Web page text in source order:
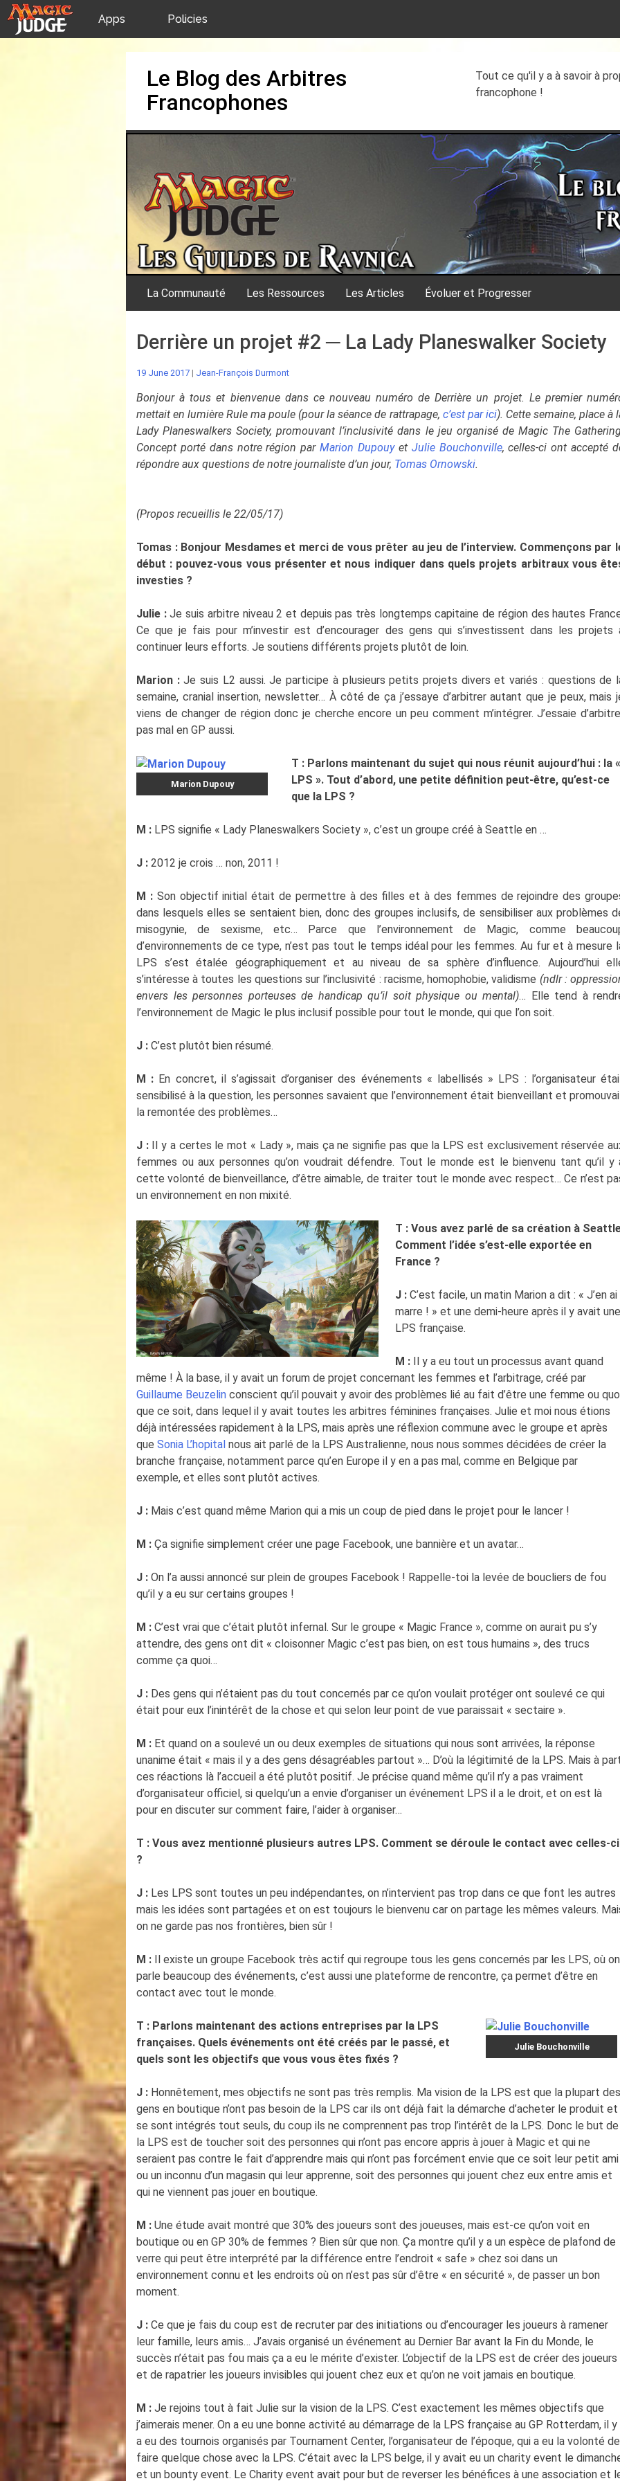
Apps
JudgeApps
Judges
Policies
IPG
content
Le Blog des Arbitres
Francophones
Tout ce qu'il y a à savoir à
francophone !
La Communauté Les Ressources Les Articles Évoluer et Progresser
Derrière un projet #2 ─ La Lady Planeswalker Society
19 June 2017 | Jean-François Durmont
Bonjour à tous et bienvenue dans ce nouveau numéro de Derrière un projet. Le premier
mettait en lumière Rule ma poule (pour la séance de rattrapage, c’est par ici). Cette semaine, place à
Lady Planeswalkers Society, promouvant l’inclusivité dans le jeu organisé de Magic The
Concept porté dans notre région parMarion Dupouyet Julie Bouchonville, celles-ci ont accepté
répondre aux questions de notre journaliste d’un jour, Tomas Ornowski.
(Propos recueillis le 22/05/17)
Tomas : Bonjour Mesdames et merci de vous prêter au jeu de l’interview. Commençons par
début : pouvez-vous vous présenter et nous indiquer dans quels projets arbitraux vous
investies ?
Julie :Je suis arbitre niveau 2 et depuis pas très longtemps capitaine de région des hautes
Ce que je fais pour m’investir est d’encourager des gens qui s’investissent dans les projets
continuer leurs efforts. Je soutiens différents projets plutôt de loin.
Marion :Je suis L2 aussi. Je participe à plusieurs petits projets divers et variés : questions de
semaine, cranial insertion, newsletter… À côté de ça j’essaye d’arbitrer autant que je peux, mais
viens de changer de région donc je cherche encore un peu comment m’intégrer. J’essaie
pas mal en GP aussi.
Marion Dupouy
T : Parlons maintenant du sujet qui nous réunit aujourd’hui : la «
LPS ». Tout d’abord, une petite définition peut-être, qu’est-ce
que la LPS ?
M : LPS signifie « Lady Planeswalkers Society », c’est un groupe créé à Seattle en …
J : 2012 je crois … non, 2011 !
M :Son objectif initial était de permettre à des filles et à des femmes de rejoindre des
dans lesquels elles se sentaient bien, donc des groupes inclusifs, de sensibiliser aux problèmes
misogynie, de sexisme, etc… Parce que l’environnement de Magic, comme
d’environnements de ce type, n’est pas tout le temps idéal pour les femmes. Au fur et à mesure
LPS s’est étalée géographiquement et au niveau de sa sphère d’influence. Aujourd’hui
s’intéresse à toutes les questions sur l’inclusivité : racisme, homophobie, validisme (ndlr :
envers les personnes porteuses de handicap qu’il soit physique ou mental)… Elle tend à
l’environnement de Magic le plus inclusif possible pour tout le monde, qui que l’on soit.
J : C’est plutôt bien résumé.
M : En concret, il s’agissait d’organiser des événements « labellisés » LPS : l’organisateur
sensibilisé à la question, les personnes savaient que l’environnement était bienveillant et
la remontée des problèmes…
J :Il y a certes le mot « Lady », mais ça ne signifie pas que la LPS est exclusivement réservée
femmes ou aux personnes qu’on voudrait défendre. Tout le monde est le bienvenu tant qu’il y
cette volonté de bienveillance, d’être aimable, de traiter tout le monde avec respect… Ce n’est
un environnement en non mixité.
T : Vous avez parlé de sa création à
Comment l’idée s’est-elle exportée en
France ?
J : C’est facile, un matin Marion a dit : « J’en ai
marre ! » et une demi-heure après il y avait une
LPS française.
M : Il y a eu tout un processus avant quand
même ! À la base, il y avait un forum de projet concernant les femmes et l’arbitrage, créé par
Guillaume Beuzelin conscient qu’il pouvait y avoir des problèmes lié au fait d’être une femme ou
que ce soit, dans lequel il y avait toutes les arbitres féminines françaises. Julie et moi nous étions
déjà intéressées rapidement à la LPS, mais après une réflexion commune avec le groupe et après
que Sonia L’hopital nous ait parlé de la LPS Australienne, nous nous sommes décidées de créer la
branche française, notamment parce qu’en Europe il y en a pas mal, comme en Belgique par
exemple, et elles sont plutôt actives.
J : Mais c’est quand même Marion qui a mis un coup de pied dans le projet pour le lancer !
M : Ça signifie simplement créer une page Facebook, une bannière et un avatar…
J : On l’a aussi annoncé sur plein de groupes Facebook ! Rappelle-toi la levée de boucliers de fou
qu’il y a eu sur certains groupes !
M : C’est vrai que c’était plutôt infernal. Sur le groupe « Magic France », comme on aurait pu s’y
attendre, des gens ont dit « cloisonner Magic c’est pas bien, on est tous humains », des trucs
comme ça quoi…
J : Des gens qui n’étaient pas du tout concernés par ce qu’on voulait protéger ont soulevé ce qui
était pour eux l’inintérêt de la chose et qui selon leur point de vue paraissait « sectaire ».
M : Et quand on a soulevé un ou deux exemples de situations qui nous sont arrivées, la réponse
unanime était « mais il y a des gens désagréables partout »… D’où la légitimité de la LPS. Mais à
ces réactions là l’accueil a été plutôt positif. Je précise quand même qu’il n’y a pas vraiment
d’organisateur officiel, si quelqu’un a envie d’organiser un événement LPS il a le droit, et on est là
pour en discuter sur comment faire, l’aider à organiser…
T : Vous avez mentionné plusieurs autres LPS. Comment se déroule le contact avec celles-ci
?
J : Les LPS sont toutes un peu indépendantes, on n’intervient pas trop dans ce que font les autres
mais les idées sont partagées et on est toujours le bienvenu car on partage les mêmes valeurs.
on ne garde pas nos frontières, bien sûr !
M : Il existe un groupe Facebook très actif qui regroupe tous les gens concernés par les LPS, où on
parle beaucoup des événements, c’est aussi une plateforme de rencontre, ça permet d’être en
contact avec tout le monde.
Julie Bouchonville
T : Parlons maintenant des actions entreprises par la LPS
françaises. Quels événements ont été créés par le passé, et
quels sont les objectifs que vous vous êtes fixés ?
J : Honnêtement, mes objectifs ne sont pas très remplis. Ma vision de la LPS est que la plupart des
gens en boutique n’ont pas besoin de la LPS car ils ont déjà fait la démarche d’acheter le produit et
se sont intégrés tout seuls, du coup ils ne comprennent pas trop l’intérêt de la LPS. Donc le but de
la LPS est de toucher soit des personnes qui n’ont pas encore appris à jouer à Magic et qui ne
seraient pas contre le fait d’apprendre mais qui n’ont pas forcément envie que ce soit leur petit ami
ou un inconnu d’un magasin qui leur apprenne, soit des personnes qui jouent chez eux entre amis et
qui ne viennent pas jouer en boutique.
M : Une étude avait montré que 30% des joueurs sont des joueuses, mais est-ce qu’on voit en
boutique ou en GP 30% de femmes ? Bien sûr que non. Ça montre qu’il y a un espèce de plafond de
verre qui peut être interprété par la différence entre l’endroit « safe » chez soi dans un
environnement connu et les endroits où on n’est pas sûr d’être « en sécurité », de passer un bon
moment.
J : Ce que je fais du coup est de recruter par des initiations ou d’encourager les joueurs à ramener
leur famille, leurs amis… J’avais organisé un événement au Dernier Bar avant la Fin du Monde, le
succès n’était pas fou mais ça a eu le mérite d’exister. L’objectif de la LPS est de créer des joueurs
et de rapatrier les joueurs invisibles qui jouent chez eux et qu’on ne voit jamais en boutique.
M : Je rejoins tout à fait Julie sur la vision de la LPS. C’est exactement les mêmes objectifs que
j’aimerais mener. On a eu une bonne activité au démarrage de la LPS française au GP Rotterdam, il y
a eu des tournois organisés par Tournament Center, l’organisateur de l’époque, qui a eu la volonté de
faire quelque chose avec la LPS. C’était avec la LPS belge, il y avait eu un charity event le
et un bounty event. Le Charity event avait pour but de reverser les bénéfices à une association et